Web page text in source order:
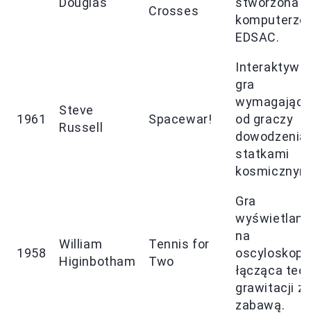
Crosses
komputerze
EDSAC.
1961
Steve
Russell
Spacewar!
gra
wymagająca
od graczy
dowodzenia
statkami
1958
William
Higinbotham
Tennis for
Two
Gra
wyświetlana
na
łącząca
grawitacji z
zabawą.